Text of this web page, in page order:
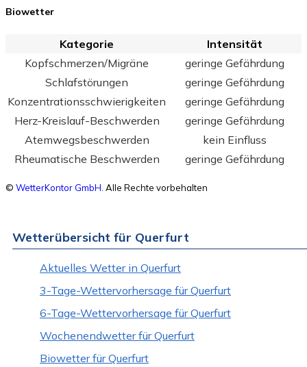
Biowetter
Kategorie
Intensität
Kopfschmerzen/Migräne
geringe Gefährdung
Schlafstörungen
geringe Gefährdung
Konzentrationsschwierigkeiten
geringe Gefährdung
Herz-Kreislauf-Beschwerden
geringe Gefährdung
Atemwegsbeschwerden
kein Einfluss
Rheumatische Beschwerden
geringe Gefährdung
© WetterKontor GmbH . Alle Rechte vorbehalten
Wetterübersicht für Querfurt
Aktuelles Wetter in Querfurt
3-Tage-Wettervorhersage für Querfurt
6-Tage-Wettervorhersage für Querfurt
Wochenendwetter für Querfurt
Biowetter für Querfurt